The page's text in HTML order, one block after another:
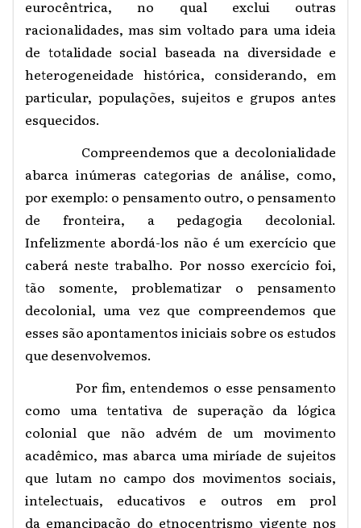
eurocêntrica, no qual exclui outras
racionalidades, mas sim voltado para uma ideia
de totalidade social baseada na diversidade e
heterogeneidade histórica, considerando, em
particular, populações, sujeitos e grupos antes
esquecidos.
Compreendemos que a decolonialidade
abarca inúmeras categorias de análise, como,
por exemplo: o pensamento outro, o pensamento
de fronteira, a pedagogia decolonial.
Infelizmente abordá-los não é um exercício que
caberá neste trabalho. Por nosso exercício foi,
tão somente, problematizar o pensamento
decolonial, uma vez que compreendemos que
esses são apontamentos iniciais sobre os estudos
que desenvolvemos.
Por fim, entendemos o esse pensamento
como uma tentativa de superação da lógica
colonial que não advém de um movimento
acadêmico, mas abarca uma miríade de sujeitos
que lutam no campo dos movimentos sociais,
intelectuais, educativos e outros em prol
da emancipação do etnocentrismo vigente nos